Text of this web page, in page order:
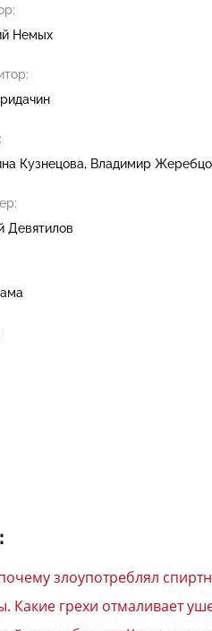
Немых
Кузнецова
Владимир
Девятилов
злоупотреблял
Какие грехи отмаливает